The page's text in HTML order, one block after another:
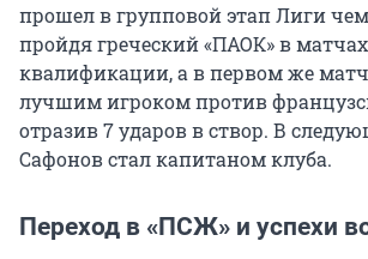
прошел в групповой этап Лиги
пройдя греческий «ПАОК» в матчах
квалификации, а в первом же
лучшим игроком против
отразив 7 ударов в створ. В
Сафонов стал капитаном клуба.
Переход в «ПСЖ» и успехи